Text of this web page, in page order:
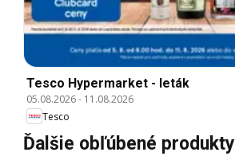
Tesco Hypermarket - leták
05.08.2026- 11.08.2026
Tesco
Ďalšie obľúbené produkty